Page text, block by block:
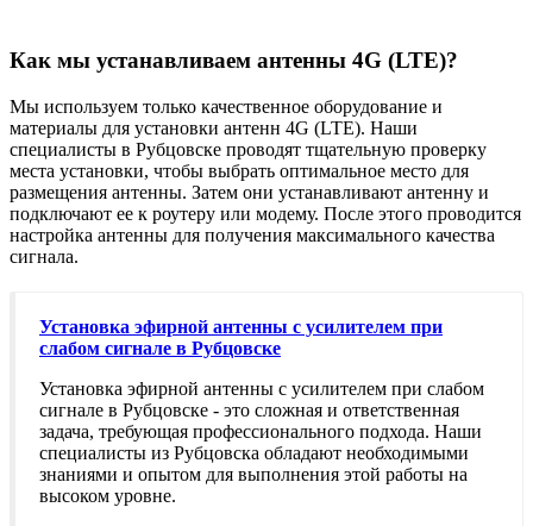
Как мы устанавливаем антенны 4G (LTE)?
Мы используем только качественное оборудование и
материалы для установки антенн 4G (LTE). Наши
специалисты в Рубцовске проводят тщательную проверку
места установки, чтобы выбрать оптимальное место для
размещения антенны. Затем они устанавливают антенну и
подключают ее к роутеру или модему. После этого проводится
настройка антенны для получения максимального качества
сигнала.
Установка эфирной антенны с усилителем при
слабом сигнале в Рубцовске
Установка эфирной антенны с усилителем при слабом
сигнале в Рубцовске - это сложная и ответственная
задача, требующая профессионального подхода. Наши
специалисты из Рубцовска обладают необходимыми
знаниями и опытом для выполнения этой работы на
высоком уровне.